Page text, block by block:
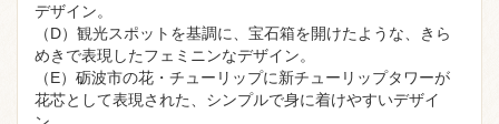
デザイン。
（D）観光スポットを基調に、宝石箱を開けたような、きら
めきで表現したフェミニンなデザイン。
（E）砺波市の花・チューリップに新チューリップタワーが
花芯として表現された、シンプルで身に着けやすいデザイ